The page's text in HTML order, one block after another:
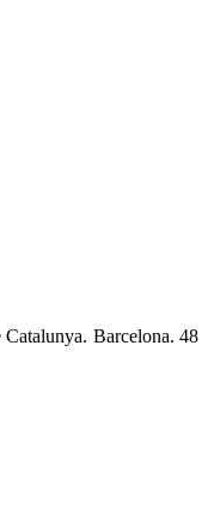
Barcelona. 48